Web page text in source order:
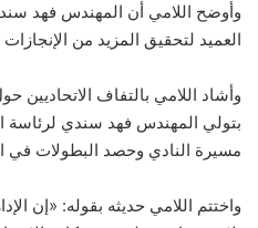
وأوضح اللامي أن المهندس فهد
العميد لتحقيق المزيد من
وأشاد اللامي بالتفاف الاتحاديين
بتولي المهندس فهد سندي
مسيرة النادي وحصد البطولات في
واختتم اللامي حديثه بقوله: «إن